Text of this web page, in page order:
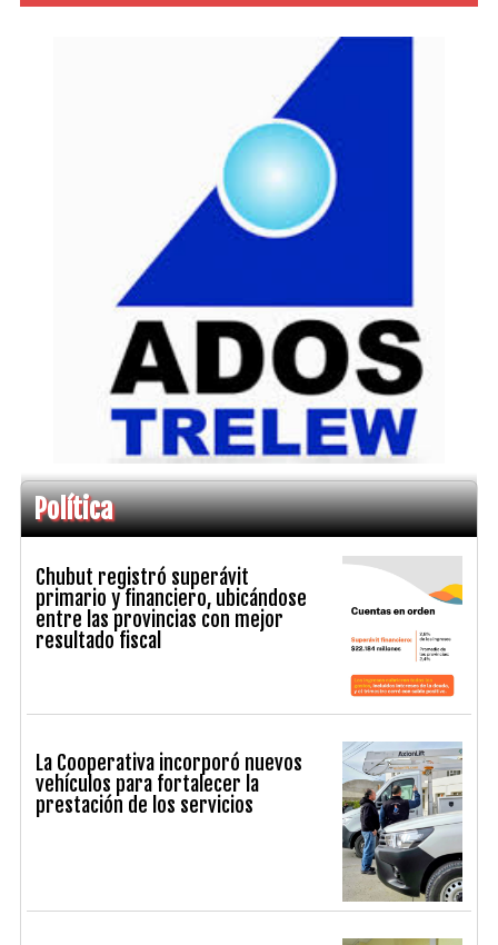
Política
Chubut registró superávit
primario y financiero, ubicándose
entre las provincias con mejor
resultado fiscal
La Cooperativa incorporó nuevos
vehículos para fortalecer la
prestación de los servicios